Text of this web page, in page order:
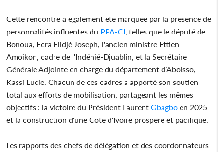
Cette rencontre a également été marquée par la présence de
personnalités influentes du PPA-CI, telles que le député de
Bonoua, Ecra Elidjé Joseph, l'ancien ministre Ettien
Amoikon, cadre de l'Indénié-Djuablin, et la Secrétaire
Générale Adjointe en charge du département d’Aboisso,
Kassi Lucie. Chacun de ces cadres a apporté son soutien
total aux efforts de mobilisation, partageant les mêmes
objectifs : la victoire du Président LaurentGbagbo en 2025
et la construction d'une Côte d'Ivoire prospère et pacifique.
Les rapports des chefs de délégation et des coordonnateurs